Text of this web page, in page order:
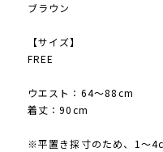
ブラウン
【サイズ】
FREE
ウエスト：64〜88cm
着丈：90cm
※平置き採寸のため、1〜